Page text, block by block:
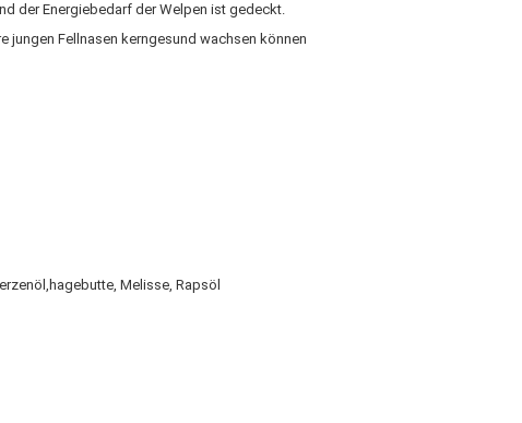
der Energiebedarf der Welpen ist gedeckt.
jungen Fellnasen kerngesund wachsen können
Melisse, Rapsöl